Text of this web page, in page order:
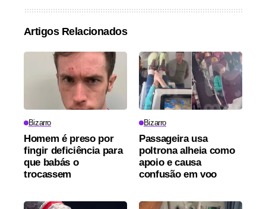
Artigos Relacionados
Bizarro
Homem é preso por
fingir deficiência para
que babás o
trocassem
Bizarro
Passageira usa
poltrona alheia como
apoio e causa
confusão em voo